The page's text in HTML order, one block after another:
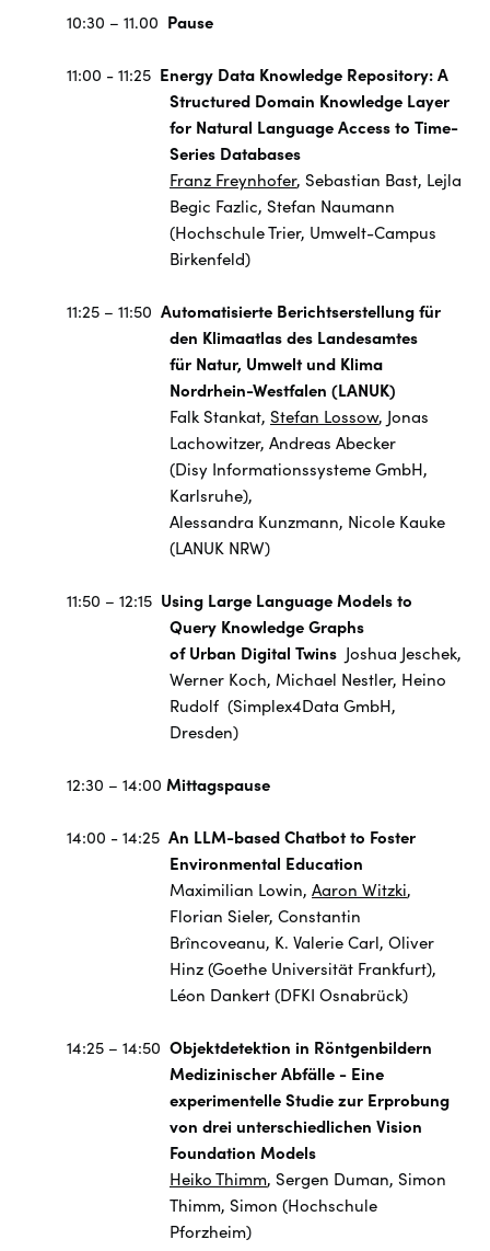
10:30 – 11.00 Pause
11:00 - 11:25 Energy Data Knowledge Repository: A
Structured Domain Knowledge Layer
for Natural Language Access to Time-
Series Databases
Franz Freynhofer, Sebastian Bast, Lejla
Begic Fazlic, Stefan Naumann
(Hochschule Trier, Umwelt-Campus
Birkenfeld)
11:25 – 11:50 Automatisierte Berichtserstellung für
den Klimaatlas des Landesamtes
für Natur, Umwelt und Klima
Nordrhein-Westfalen (LANUK)
Falk Stankat, Stefan Lossow, Jonas
Lachowitzer, Andreas Abecker
(Disy Informationssysteme GmbH,
Karlsruhe),
Alessandra Kunzmann, Nicole Kauke
(LANUK NRW)
11:50 – 12:15 Using Large Language Models to
Query Knowledge Graphs
of Urban Digital Twins Joshua Jeschek,
Werner Koch, Michael Nestler, Heino
Rudolf (Simplex4Data GmbH,
Dresden)
12:30 – 14:00 Mittagspause
14:00 - 14:25 An LLM-based Chatbot to Foster
Environmental Education
Maximilian Lowin, Aaron Witzki,
Florian Sieler, Constantin
Brîncoveanu, K. Valerie Carl, Oliver
Hinz (Goethe Universität Frankfurt),
Léon Dankert (DFKI Osnabrück)
14:25 – 14:50 Objektdetektion in Röntgenbildern
Medizinischer Abfälle - Eine
experimentelle Studie zur Erprobung
von drei unterschiedlichen Vision
Foundation Models
Heiko Thimm, Sergen Duman, Simon
Thimm, Simon (Hochschule
Pforzheim)